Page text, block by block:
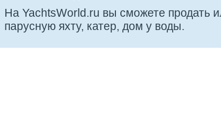
На YachtsWorld.ru вы сможете продать
парусную яхту, катер, дом у воды.